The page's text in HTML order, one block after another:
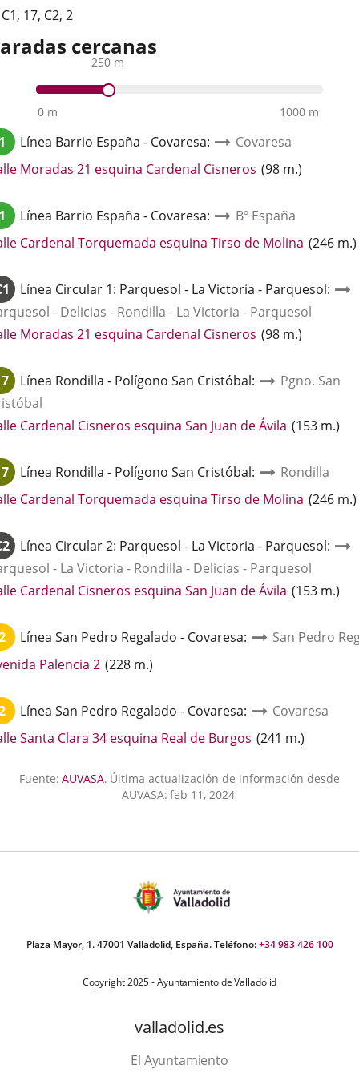
C1, 17, C2, 2
cercanas
0 m
250 m
1000 m
Línea Barrio España - Covaresa:
Covaresa
Moradas 21 esquina Cardenal Cisneros Enlace
aplicación
externa.
(98 m.)
Línea Barrio España - Covaresa:
Bº España
Cardenal Torquemada esquina Tirso de Molina Enlace
externa.
(246 m.)
Línea Circular 1: Parquesol - La Victoria - Parquesol:
- Delicias - Rondilla - La Victoria - Parquesol
Moradas 21 esquina Cardenal Cisneros Enlace
aplicación
(98 m.)
Línea Rondilla - Polígono San Cristóbal:
Pgno. San
Cardenal Cisneros esquina San Juan de Ávila Enlace
aplicación
externa.
(153 m.)
Línea Rondilla - Polígono San Cristóbal:
Rondilla
Cardenal Torquemada esquina Tirso de Molina Enlace
externa.
(246 m.)
Línea Circular 2: Parquesol - La Victoria - Parquesol:
- La Victoria - Rondilla - Delicias - Parquesol
Cardenal Cisneros esquina San Juan de Ávila Enlace
aplicación
(153 m.)
Línea San Pedro Regalado - Covaresa:
San Pedro
Palencia 2 Enlace
aplicación
externa.
(228 m.)
Línea San Pedro Regalado - Covaresa:
Covaresa
Santa Clara 34 esquina Real de Burgos Enlace
una
(241 m.)
Fuente: AUVASA. Última actualización de información desde
AUVASA: feb 11, 2024
Plaza Mayor, 1. 47001 Valladolid, España. Teléfono:+34 983 426 100
Copyright 2025 - Ayuntamiento de Valladolid
valladolid.es
El Ayuntamiento